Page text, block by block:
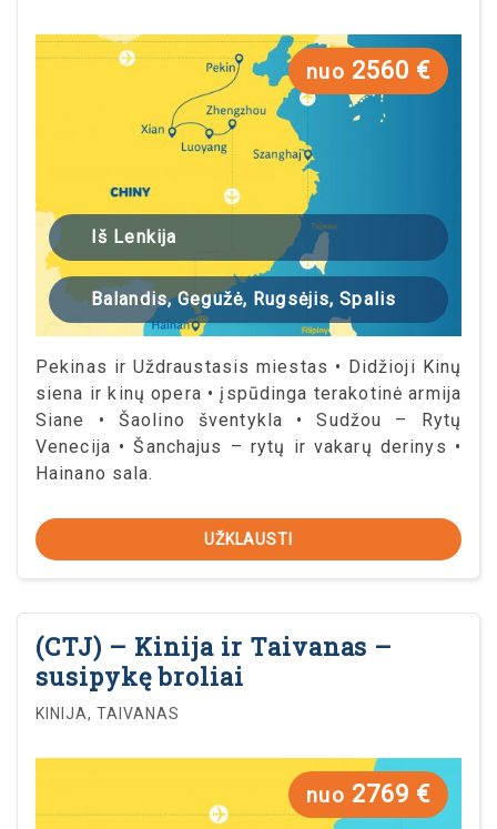
nuo 2560 €
Iš Lenkija
Balandis, Gegužė, Rugsėjis, Spalis
Pekinas ir Uždraustasis miestas • Didžioji Kinų
siena ir kinų opera • įspūdinga terakotinė armija
Siane • Šaolino šventykla • Sudžou – Rytų
Venecija • Šanchajus – rytų ir vakarų derinys •
Hainano sala.
UŽKLAUSTI
(CTJ) – Kinija ir Taivanas –
susipykę broliai
KINIJA, TAIVANAS
nuo 2769 €